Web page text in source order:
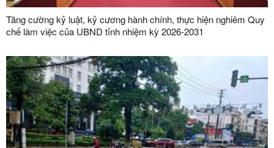
Tăng cường kỷ luật, kỷ cương hành chính, thực hiện nghiêm Quy
chế làm việc của UBND tỉnh nhiệm kỳ 2026-2031